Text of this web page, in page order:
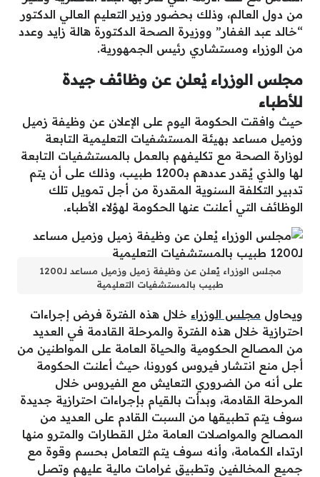
من دول العالم، وذلك بحضور وزير التعليم العالي الدكتور
“خالد عبد الغفار” ووزيرة الصحة الدكتورة هالة زايد وعدد
من الوزراء ومستشاري رئيس الجمهورية.
مجلس الوزراء يُعلن عن وظائف جيدة
للأطباء
حيث وافقت الحكومة اليوم على الإعلان عن وظيفة زميل
وزميل مساعد بهيئة المستشفيات التعليمية التابعة
لوزارة الصحة مع تكليفهم بالعمل بالمستشفيات التابعة
لها والذي يُقدر عددهم بـ1200 طبيب، وذلك على أن يتم
تدبير التكلفة السنوية المقدرة من أجل تمويل تلك
الوظائف التي أعلنت عنها الحكومة لهؤلاء الأطباء.
مجلس الوزراء يُعلن عن وظيفة زميل وزميل مساعد لـ1200
طبيب بالمستشفيات التعليمية
ويحاول مجلس الوزراء خلال هذه الفترة فرض إجراءات
احترازية خلال هذه الفترة والمرحلة القادمة في العديد
من المصالح الحكومية والحياة العامة على المواطنين من
أجل منع انتشار فيروس كورونا، حيث أعلنت الحكومة
على أنه من الضروري التعايش مع الفيروس خلال
المرحلة القادمة، وبدأت بالقيام بإجراءات احترازية جديدة
سوف يتم تطبيقها من السبت القادم على العديد من
المصالح والمواصلات العامة مثل القطارات والمترو منها
ارتداء الكمامة، وأنه سوف يتم التعامل بحسم وقوة مع
جميع المخالفين وتطبيق غرامات مالية عليهم وتصل